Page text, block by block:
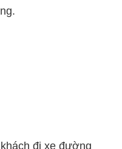
đi xe đường